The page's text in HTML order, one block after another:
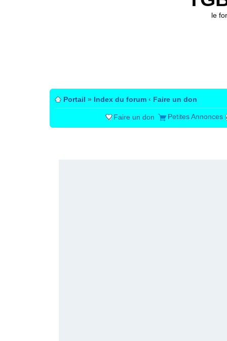
le
Portail » Index du forum ‹ Faire un don
Faire un don Petites Annonces